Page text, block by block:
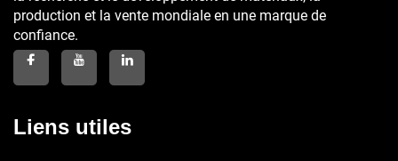
production et la vente mondiale en une marque de
confiance.
Liens utiles